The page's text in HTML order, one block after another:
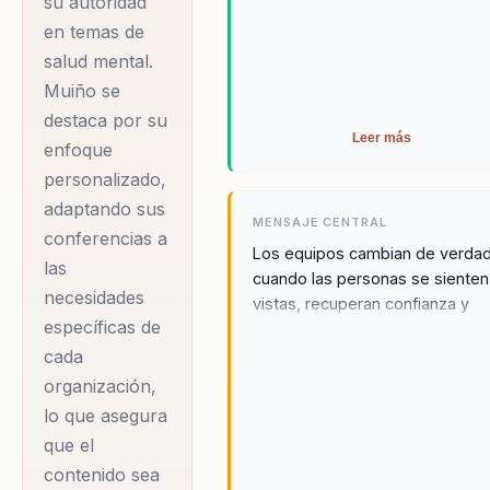
estrés, la resiliencia
y el burnout,
herramientas
psicológicas
efectivas para
enfrentar los
desafíos laborales y
personales. Su
estilo accesible y
pragmático lo
convierte en un
recurso valioso
para empresas que
en temas de
salud mental.
Muiño se
destaca por su
enfoque
personalizado,
adaptando sus
conferencias a
las
necesidades
específicas de
cada
organización,
lo que asegura
que el
contenido sea
Leer más
MENSAJE CENTRAL
Los equipos cambian de
cuando las personas se sienten
vistas, recuperan confianza y